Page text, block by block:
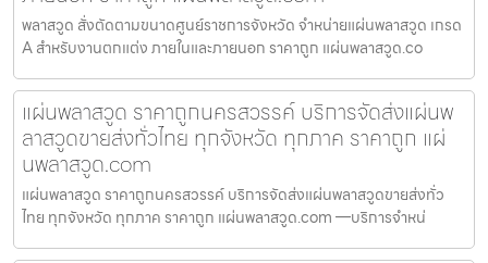
พลาสวูด สั่งตัดตามขนาดศูนย์ราชการจังหวัด จำหน่ายแผ่นพลาสวูด เกรด
A สำหรับงานตกแต่ง ภายในและภายนอก ราคาถูก แผ่นพลาสวูด.co
แผ่นพลาสวูด ราคาถูกนครสวรรค์ บริการจัดส่งแผ่นพ
ลาสวูดขายส่งทั่วไทย ทุกจังหวัด ทุกภาค ราคาถูก แผ่
นพลาสวูด.com
แผ่นพลาสวูด ราคาถูกนครสวรรค์ บริการจัดส่งแผ่นพลาสวูดขายส่งทั่ว
ไทย ทุกจังหวัด ทุกภาค ราคาถูก แผ่นพลาสวูด.com —บริการจำหน่